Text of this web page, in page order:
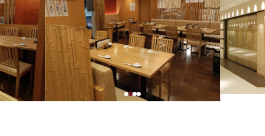
バスツアー
食べ放題店
お知らせ
JP EN